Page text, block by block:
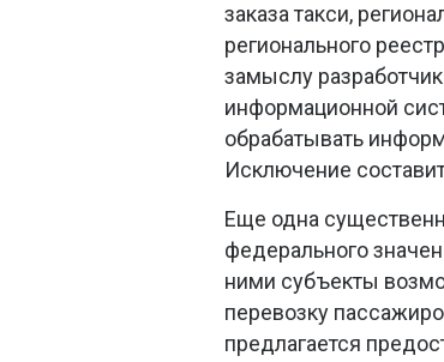
заказа такси,
регионального
замыслу
информационной
обрабатывать
Исключение
Еще одна
федерального
ними субъекты
перевозку
предлагается